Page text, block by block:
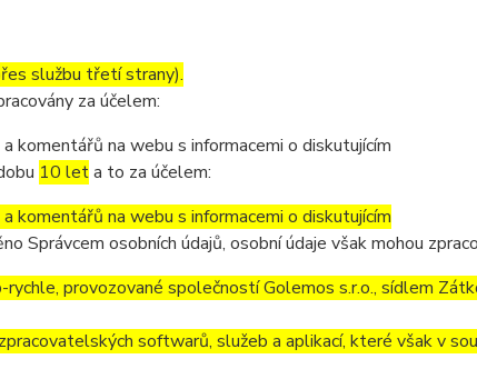
službu třetí strany).
za účelem:
komentářů na webu s informacemi o diskutujícím
10 leta to za účelem:
komentářů na webu s informacemi o diskutujícím
Správcem osobních údajů, osobní údaje však mohou
provozované společností Golemos s.r.o., sídlem
softwarů, služeb a aplikací, které však v